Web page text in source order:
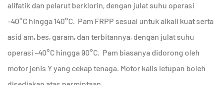
alifatik dan pelarut berklorin, dengan julat suhu operasi
-40°C hingga 140°C. Pam FRPP sesuai untuk alkali kuat serta
asid am, bes, garam, dan terbitannya, dengan julat suhu
operasi -40°C hingga 90°C. Pam biasanya didorong oleh
motor jenis Y yang cekap tenaga. Motor kalis letupan boleh